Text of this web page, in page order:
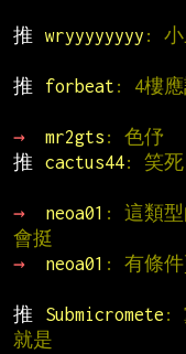
推
wryyyyyyyy : 小
推
forbeat : 4樓應
→
mr2gts : 色伃
推
cactus44: 笑死
→
neoa01 : 這類型
會挺
→
neoa01 : 有條件
推
Submicromete :
就是